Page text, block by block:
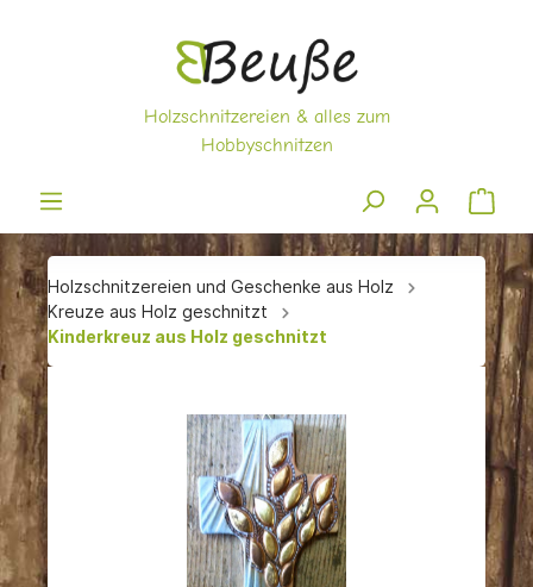
Holzschnitzereien und Geschenke aus Holz
Kreuze aus Holz geschnitzt
Kinderkreuz aus Holz geschnitzt